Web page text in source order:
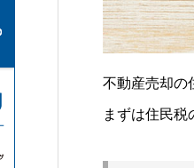
不動産売却の
まずは住民税